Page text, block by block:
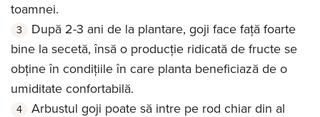
toamnei.
După 2-3 ani de la plantare, goji face față foarte
bine la secetă, însă o producție ridicată de fructe se
obține în condițiile în care planta beneficiază de o
umiditate confortabilă.
Arbustul goji poate să intre pe rod chiar din al